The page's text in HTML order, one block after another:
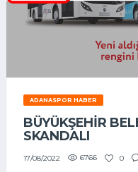
ADANASPOR HABER
BÜYÜKŞEHİR
SKANDALI
17/08/2022 6766 0